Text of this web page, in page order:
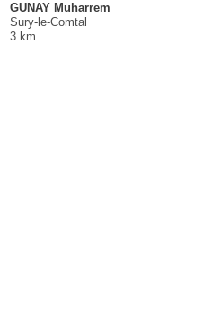
GUNAY Muharrem
Sury-le-Comtal
3 km